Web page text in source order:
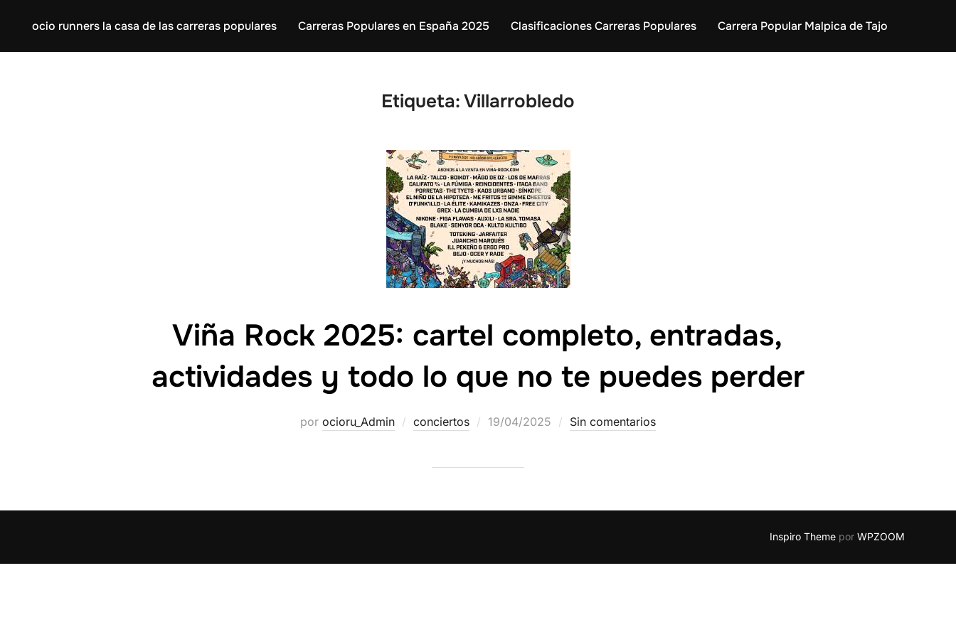
ocio runners la casa de las carreras populares Carreras Populares en España 2025 Clasificaciones Carreras Populares Carrera Popular Malpica de Tajo
Etiqueta:Villarrobledo
Viña Rock 2025: cartel completo, entradas,
actividades y todo lo que no te puedes perder
por ocioru_Admin conciertos 19/04/2025 Sin comentarios
Inspiro Theme por WPZOOM